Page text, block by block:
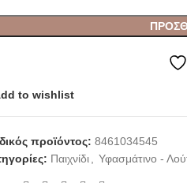
to wishlist
προϊόντος: 8461034545
Παιχνίδι, Υφασμάτινο -